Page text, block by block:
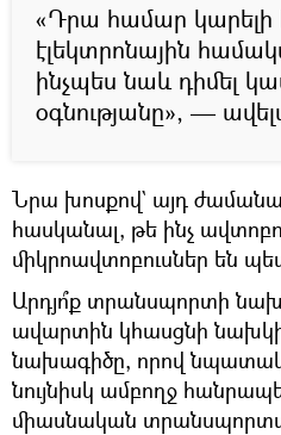
«Դրա համար կարելի
էլեկտրոնային
ինչպես նաև դիմել
օգնությանը», —
Նրա խոսքով` այդ
հասկանալ, թե ինչ
միկրոավտոբուսներ են
Արդյո՞ք տրանսպորտի
ավարտին կհասցնի
նախագիծը, որով նպատակ
նույնիսկ ամբողջ
միասնական